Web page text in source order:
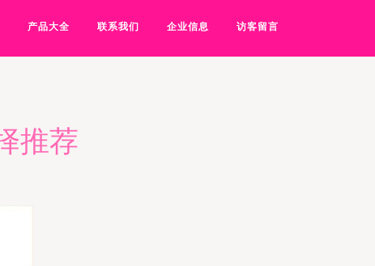
产品大全 联系我们 企业信息 访客留言
推荐